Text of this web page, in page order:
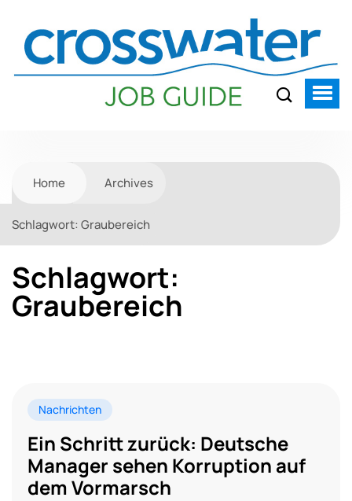
Home Archives
Schlagwort: Graubereich
Schlagwort:
Graubereich
Nachrichten
Ein Schritt zurück: Deutsche
Manager sehen Korruption auf
dem Vormarsch